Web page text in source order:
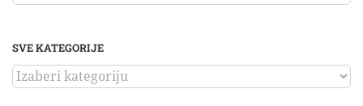
SVE KATEGORIJE
SVE
KATEGORIJE